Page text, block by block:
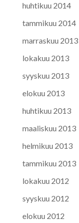
huhtikuu 2014
tammikuu 2014
marraskuu 2013
lokakuu 2013
syyskuu 2013
elokuu 2013
huhtikuu 2013
maaliskuu 2013
helmikuu 2013
tammikuu 2013
lokakuu 2012
syyskuu 2012
elokuu 2012